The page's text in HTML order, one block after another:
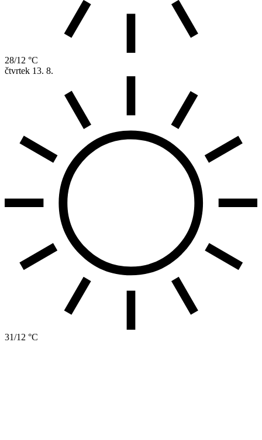
28/12 °C
čtvrtek 13. 8.
31/12 °C